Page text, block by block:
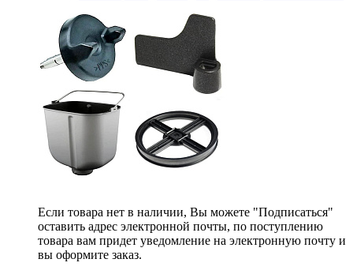
Если товара нет в наличии, Вы можете "Подписаться"
оставить адрес электронной почты, по поступлению
товара вам придет уведомление на электронную почту и
вы оформите заказ.